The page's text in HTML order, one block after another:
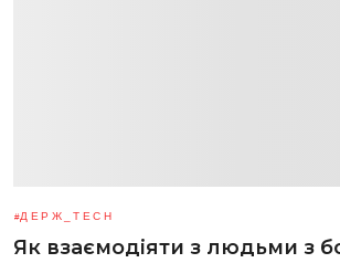
ДЕРЖ_TECH
Як взаємодіяти з людьми з